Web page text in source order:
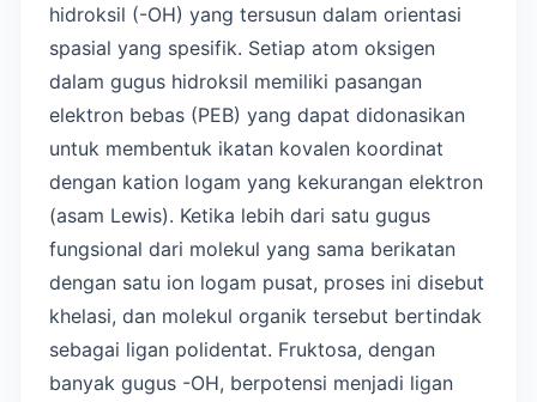
hidroksil (-OH) yang tersusun dalam orientasi
spasial yang spesifik. Setiap atom oksigen
dalam gugus hidroksil memiliki pasangan
elektron bebas (PEB) yang dapat didonasikan
untuk membentuk ikatan kovalen koordinat
dengan kation logam yang kekurangan elektron
(asam Lewis). Ketika lebih dari satu gugus
fungsional dari molekul yang sama berikatan
dengan satu ion logam pusat, proses ini disebut
khelasi, dan molekul organik tersebut bertindak
sebagai ligan polidentat. Fruktosa, dengan
banyak gugus -OH, berpotensi menjadi ligan